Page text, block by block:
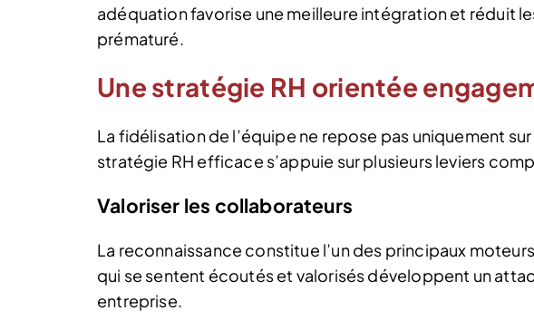
adéquation favorise une meilleure intégration et réduit
prématuré.
Une stratégie RH orientée
La fidélisation de l’équipe ne repose pas uniquement
stratégie RH efficace s’appuie sur plusieurs leviers
Valoriser les collaborateurs
La reconnaissance constitue l’un des principaux
qui se sentent écoutés et valorisés développent un
entreprise.